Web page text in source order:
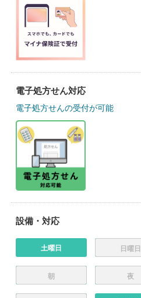
電子処方せん対応
電子処方せんの受付が可能
設備・対応
土曜日 日曜日
朝 夜